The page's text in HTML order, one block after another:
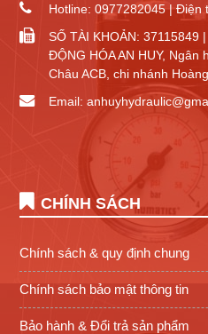
Hotline: 0977282045 | Điện
SỐ TÀI KHOẢN: 37115849
ĐỘNG HÓA AN HUY,
Châu ACB, chi nhánh
Email:
CHÍNH SÁCH
Chính sách & quy định chung
Chính sách bảo mật thông tin
Bảo hành & Đổi trả sản phẩm